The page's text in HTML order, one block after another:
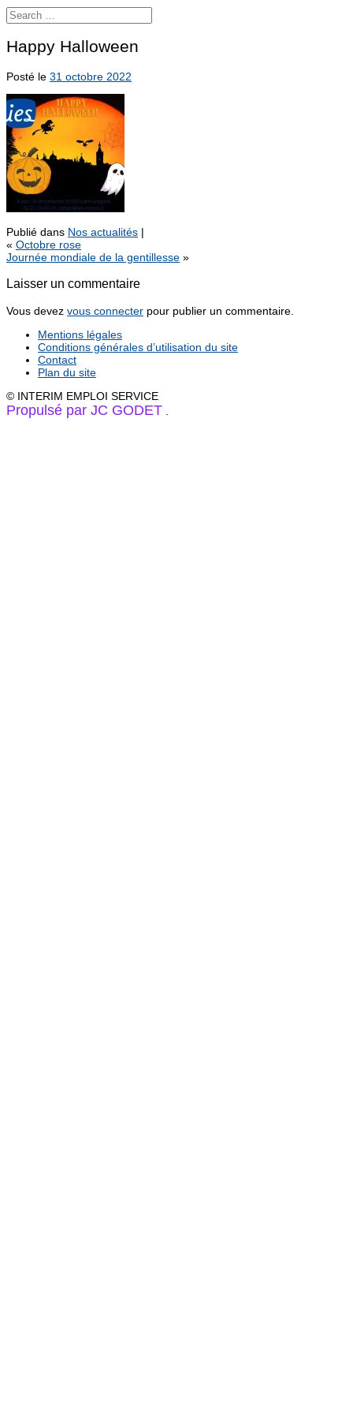
Happy Halloween
Posté le 31 octobre 2022
Publié dans Nos actualités |
« Octobre rose
Journée mondiale de la gentillesse »
Laisser un commentaire
Vous devez vous connecter pour publier un commentaire.
Mentions légales
Conditions générales d’utilisation du site
Contact
Plan du site
© INTERIM EMPLOI SERVICE
Propulsé par JC GODET